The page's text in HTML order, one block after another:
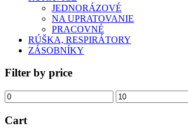
JEDNORÁZOVÉ
NA UPRATOVANIE
PRACOVNÉ
RÚŠKA, RESPIRÁTORY
ZÁSOBNÍKY
Filter by price
Cart